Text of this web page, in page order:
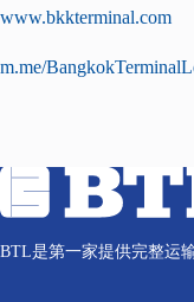
www.bkkterminal.com
m.me/
BTL是第一家提供完整运